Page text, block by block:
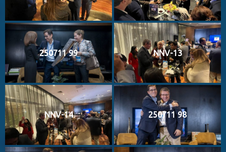
250711 99 NNV-13
NNV-14 250711 98